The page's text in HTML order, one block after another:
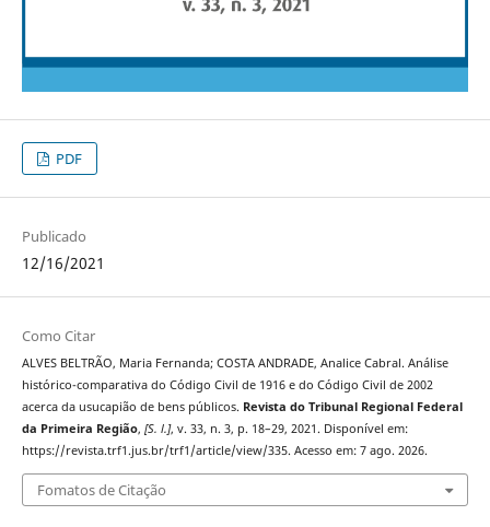
PDF
Publicado
12/16/2021
Como Citar
ALVES BELTRÃO, Maria Fernanda; COSTA ANDRADE, Analice Cabral. Análise
histórico-comparativa do Código Civil de 1916 e do Código Civil de 2002
acerca da usucapião de bens públicos. Revista do Tribunal Regional Federal
da Primeira Região, [S. l.], v. 33, n. 3, p. 18–29, 2021. Disponível em:
https://revista.trf1.jus.br/trf1/article/view/335. Acesso em: 7 ago. 2026.
Fomatos de Citação